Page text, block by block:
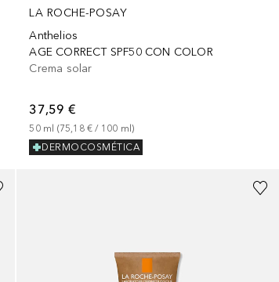
LA ROCHE-POSAY
Anthelios
AGE CORRECT SPF50 CON COLOR
Crema solar
37,59 €
50 ml (75,18 € / 100 ml)
DERMOCOSMÉTICA